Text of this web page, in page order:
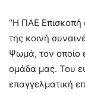
“Η ΠΑΕ Επισκοπή
της κοινή
Ψωμά, τον οποίο
ομάδα μας. Του
επαγγελματική